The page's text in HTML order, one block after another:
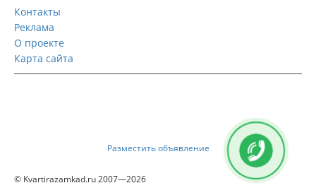
Контакты
Реклама
О проекте
Карта сайта
Разместить объявление
© Kvartirazamkad.ru 2007—2026